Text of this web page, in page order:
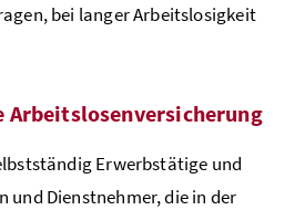
bei langer Arbeitslosigkeit
Arbeitslosenversicherung
Erwerbstätige und
und Dienstnehmer, die in der